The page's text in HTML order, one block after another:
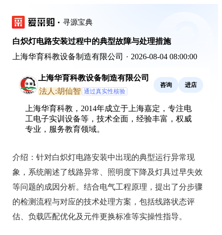
寻源宝典
白炽灯电路安装过程中的典型故障与处理措施
上海华育科教设备制造有限公司 · 2026-08-04 08:00:00
上海华育科教设备制造有限公司
法人:胡仙智 通过真实性核验
咨询 进店
上海华育科教，2014年成立于上海嘉定，专注电
工电子实训设备等，技术全面，经验丰富，权威
专业，服务教育领域。
介绍： 针对白炽灯电路安装中出现的典型运行异常现
象，系统阐述了线路异常、照明度下降及灯具过早失效
等问题的成因分析。结合电气工程原理，提出了分步骤
的检测流程与对应的技术处理方案，包括线路状态评
估、负载匹配优化及元件更换标准等实操性指导。